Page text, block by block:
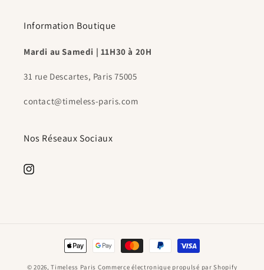
Information Boutique
Mardi au Samedi | 11H30 à 20H
31 rue Descartes, Paris 75005
contact@timeless-paris.com
Nos Réseaux Sociaux
https://www.instagram.com/timeless.paris.shop/
Moyens
de
© 2026,Timeless Paris Commerce électronique propulsé par Shopify